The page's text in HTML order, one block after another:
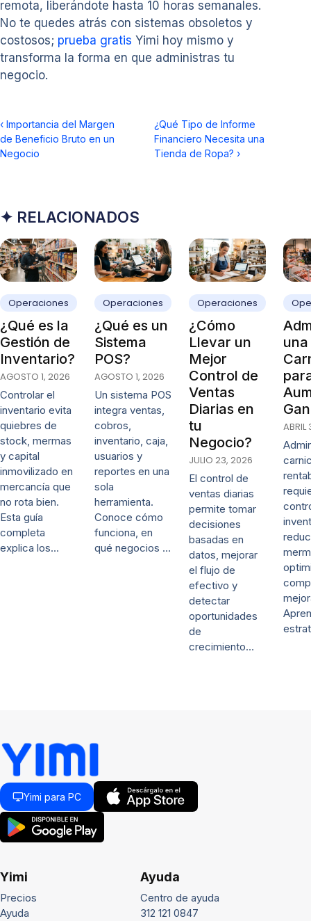
remota, liberándote hasta 10 horas semanales.
No te quedes atrás con sistemas obsoletos y
costosos; prueba gratis Yimi hoy mismo y
transforma la forma en que administras tu
negocio.
‹ Importancia del Margen
de Beneficio Bruto en un
Negocio
¿Qué Tipo de Informe
Financiero Necesita una
Tienda de Ropa? ›
✦ RELACIONADOS
Operaciones
¿Qué es la
Gestión de
Inventario?
AGOSTO 1, 2026
Controlar el
inventario evita
quiebres de
stock, mermas
y capital
inmovilizado en
mercancía que
no rota bien.
Esta guía
completa
explica los…
Operaciones
¿Qué es un
Sistema
POS?
AGOSTO 1, 2026
Un sistema POS
integra ventas,
cobros,
inventario, caja,
usuarios y
reportes en una
sola
herramienta.
Conoce cómo
funciona, en
qué negocios …
Operaciones
¿Cómo
Llevar un
Mejor
Control de
Ventas
Diarias en
tu
Negocio?
JULIO 23, 2026
El control de
ventas diarias
permite tomar
decisiones
basadas en
datos, mejorar
el flujo de
efectivo y
detectar
oportunidades
de
crecimiento…
una
Yimi para PC
Yimi
Precios
Ayuda
Ayuda
Centro de ayuda
312 121 0847